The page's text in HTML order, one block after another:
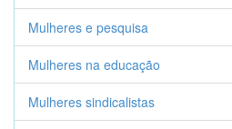
Mulheres e pesquisa
Mulheres na educação
Mulheres sindicalistas